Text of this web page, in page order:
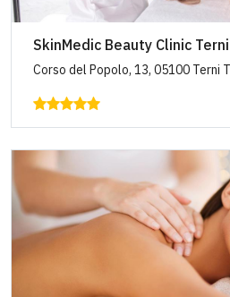
SkinMedic Beauty Clinic Terni
Corso del Popolo, 13, 05100 Terni